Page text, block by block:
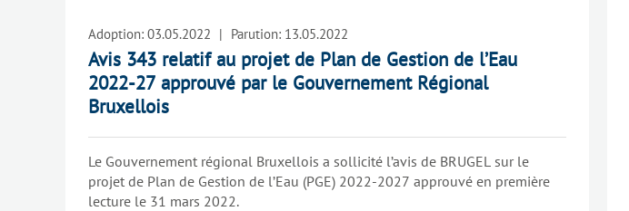
Adoption: 03.05.2022 | Parution: 13.05.2022
Avis 343 relatif au projet de Plan de Gestion de l’Eau
2022-27 approuvé par le Gouvernement Régional
Bruxellois
Le Gouvernement régional Bruxellois a sollicité l’avis de BRUGEL sur le
projet de Plan de Gestion de l’Eau (PGE) 2022-2027 approuvé en première
lecture le 31 mars 2022.